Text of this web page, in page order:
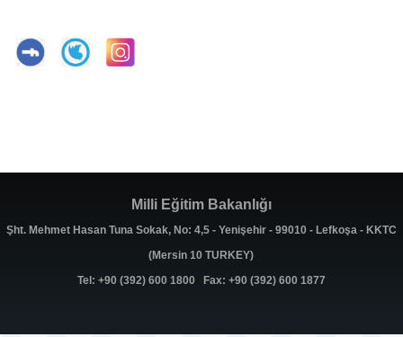
Milli Eğitim Bakanlığı
Şht. Mehmet Hasan Tuna Sokak, No: 4,5 - Yenişehir - 99010 - Lefkoşa - KKTC
(Mersin 10 TURKEY)
Tel: +90 (392) 600 1800 Fax: +90 (392) 600 1877